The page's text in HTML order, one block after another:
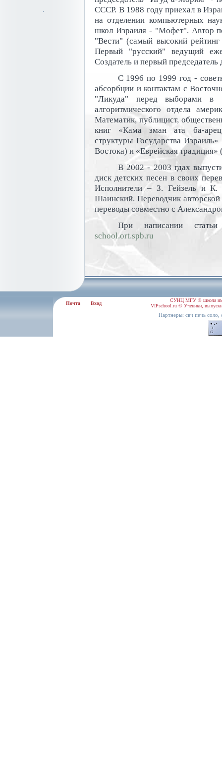
СССР. В 1988 году приехал в
на отделении компьютерных
школ Израиля - "Мофет". Автор
"Вести" (самый высокий
Первый "русский" ведущий
Создатель и первый
С 1996 по 1999 год -
абсорбции и контактам с
"Ликуда" перед выборами в
алгоритмического отдела
Математик, публицист,
книг «Кама зман ата ба-
структуры Государства
Востока) и «Еврейская
В 2002 - 2003 гдах
диск детских песен в своих
Исполнители – З. Гейзель и К.
Шаинский. Переводчик
переводы совместно с
При написании
school.ort.spb.ru
Почта Вход
СУНЦ МГУ © школа
VIPschool.ru © Ученики,
Партнеры: свч печь соло